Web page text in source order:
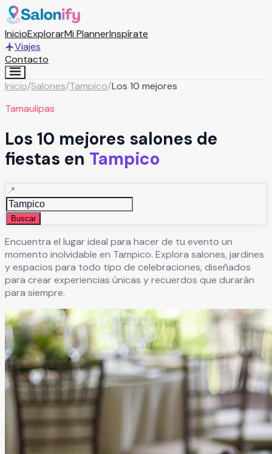
InicioExplorarMi PlannerInspírate
Viajes
Contacto
Inicio/Salones/Tampico/Los 10 mejores
Tamaulipas
Los 10 mejores salones de
fiestas en Tampico
📍
Buscar
Encuentra el lugar ideal para hacer de tu evento un
momento inolvidable en Tampico. Explora salones, jardines
y espacios para todo tipo de celebraciones, diseñados
para crear experiencias únicas y recuerdos que durarán
para siempre.